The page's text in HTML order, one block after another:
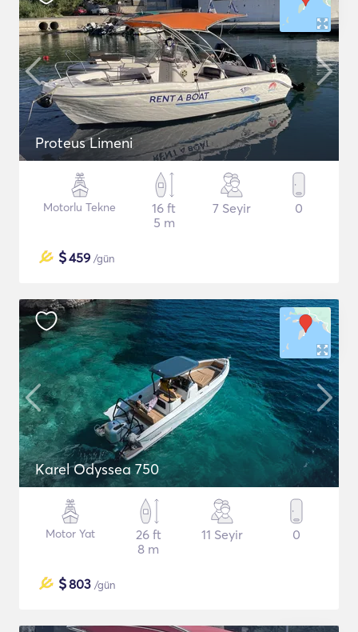
Proteus Limeni
Motorlu Tekne
16 ft
5 m
7 Seyir 0
$459 /gün
Karel Odyssea 750
Motor Yat
26 ft
8 m
11 Seyir 0
$803 /gün